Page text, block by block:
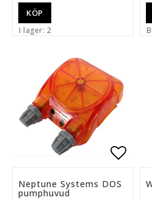
I lager: 2
KÖP
Neptune Systems DOS
pumphuvud